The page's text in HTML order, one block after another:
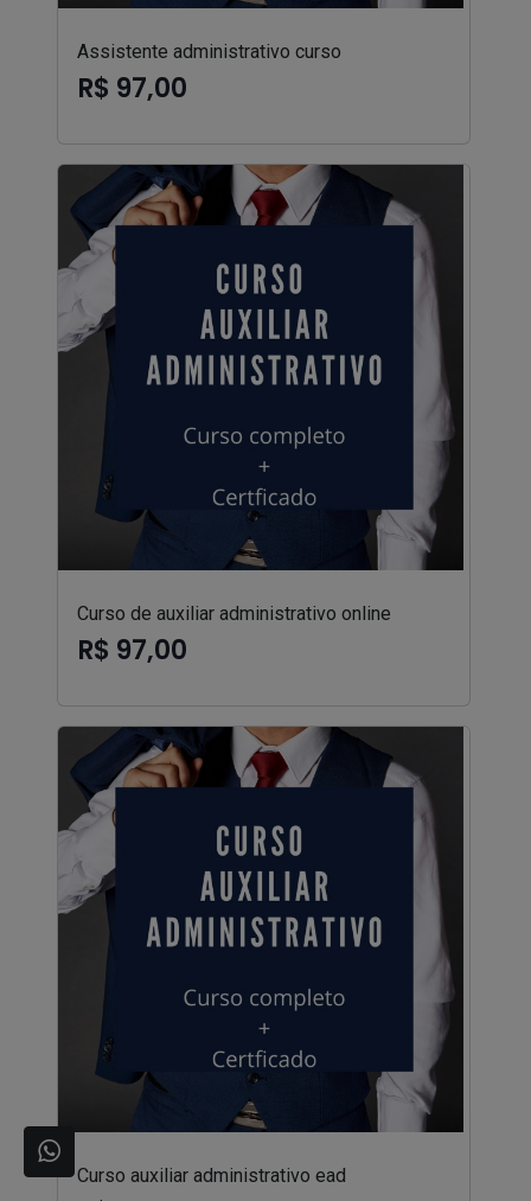
Assistente administrativo curso
R$ 97,00
Curso de auxiliar administrativo online
R$ 97,00
Curso auxiliar administrativo ead